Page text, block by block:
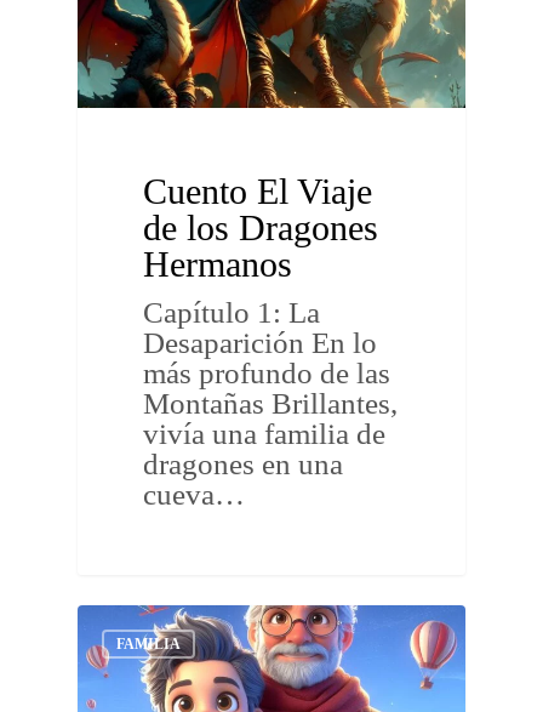
Cuento El Viaje
de los Dragones
Hermanos
Capítulo 1: La
Desaparición En lo
más profundo de las
Montañas Brillantes,
vivía una familia de
dragones en una
cueva…
FAMILIA